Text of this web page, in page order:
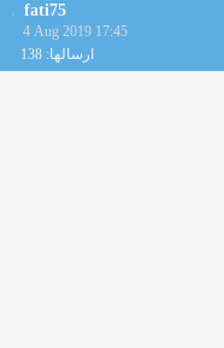
fati75
4 Aug 2019 17:45
ارسالها: 138